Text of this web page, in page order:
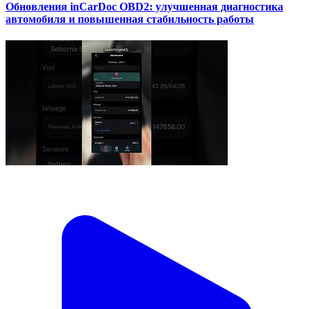
Обновления inCarDoc OBD2: улучшенная диагностика
автомобиля и повышенная стабильность работы